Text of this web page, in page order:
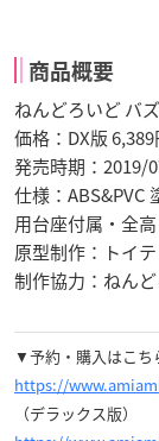
商品概要
ねんどろいど バ
価格：DX版
発売時期：2019/
仕様：ABS&PVC
用台座付属・全
原型制作：トイテ
制作協力：ねん
▼予約・購入はこち
https://
（デラックス版）